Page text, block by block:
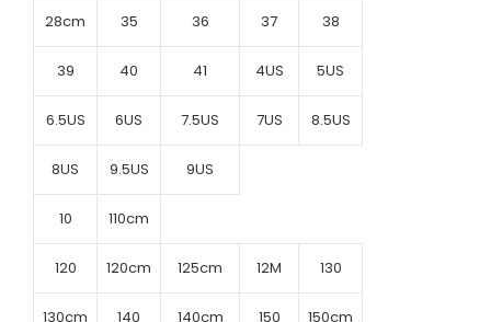
28cm 35 36 37 38
39 40 41 4US 5US
6.5US 6US 7.5US 7US 8.5US
8US 9.5US 9US
10 110cm
120 120cm 125cm 12M 130
130cm 140 140cm 150 150cm